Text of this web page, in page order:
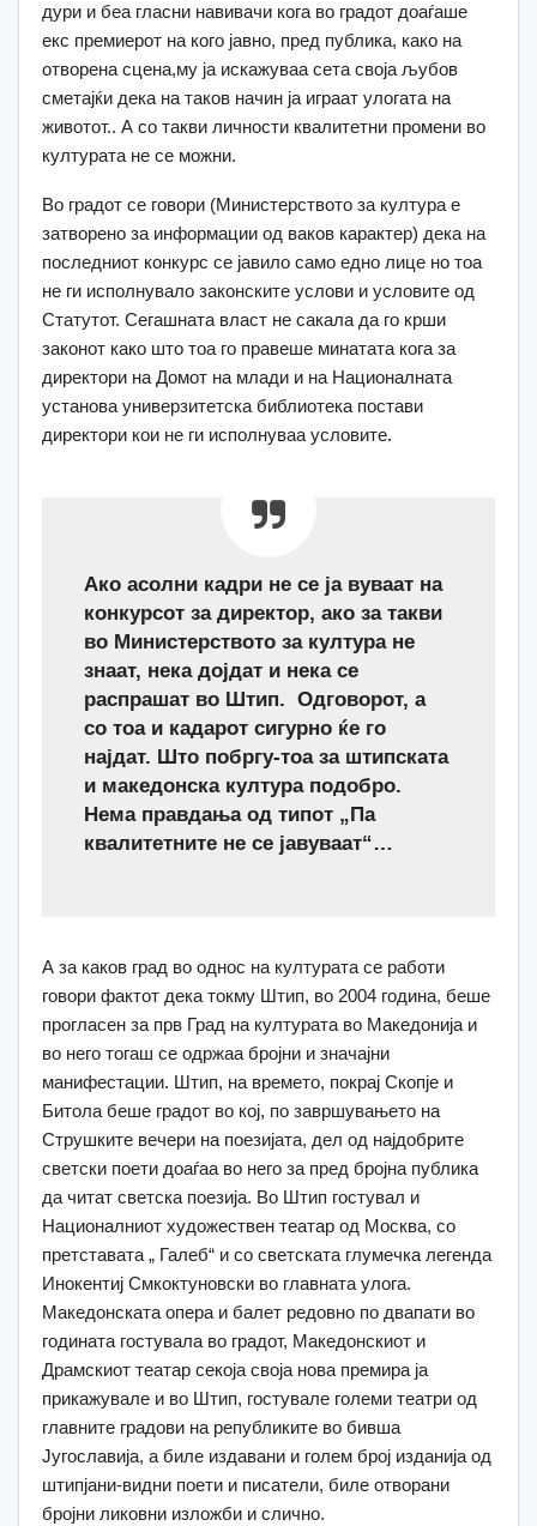
дури и беа гласни навивачи кога во градот доаѓаше
екс премиерот на кого јавно, пред публика, како на
отворена сцена,му ја искажуваа сета своја љубов
сметајќи дека на таков начин ја играат улогата на
животот.. А со такви личности квалитетни промени во
културата не се можни.
Во градот се говори (Министерството за култура е
затворено за информации од ваков карактер) дека на
последниот конкурс се јавило само едно лице но тоа
не ги исполнувало законските услови и условите од
Статутот. Сегашната власт не сакала да го крши
законот како што тоа го правеше минатата кога за
директори на Домот на млади и на Националната
установа универзитетска библиотека постави
директори кои не ги исполнуваа условите.
Ако асолни кадри не се ја вуваат на
конкурсот за директор, ако за такви
во Министерството за култура не
знаат, нека дојдат и нека се
распрашат во Штип. Одговорот, а
со тоа и кадарот сигурно ќе го
најдат. Што побргу-тоа за штипската
и македонска култура подобро.
Нема правдања од типот „Па
квалитетните не се јавуваат“…
А за каков град во однос на културата се работи
говори фактот дека токму Штип, во 2004 година, беше
прогласен за прв Град на културата во Македонија и
во него тогаш се одржаа бројни и значајни
манифестации. Штип, на времето, покрај Скопје и
Битола беше градот во кој, по завршувањето на
Струшките вечери на поезијата, дел од најдобрите
светски поети доаѓаа во него за пред бројна публика
да читат светска поезија. Во Штип гостувал и
Националниот художествен театар од Москва, со
претставата „ Галеб“ и со светската глумечка легенда
Инокентиј Смкоктуновски во главната улога.
Македонската опера и балет редовно по двапати во
годината гостувала во градот, Македонскиот и
Драмскиот театар секоја своја нова премира ја
прикажувале и во Штип, гостувале големи театри од
главните градови на републиките во бивша
Југославија, а биле издавани и голем број изданија од
штипјани-видни поети и писатели, биле отворани
бројни ликовни изложби и слично.